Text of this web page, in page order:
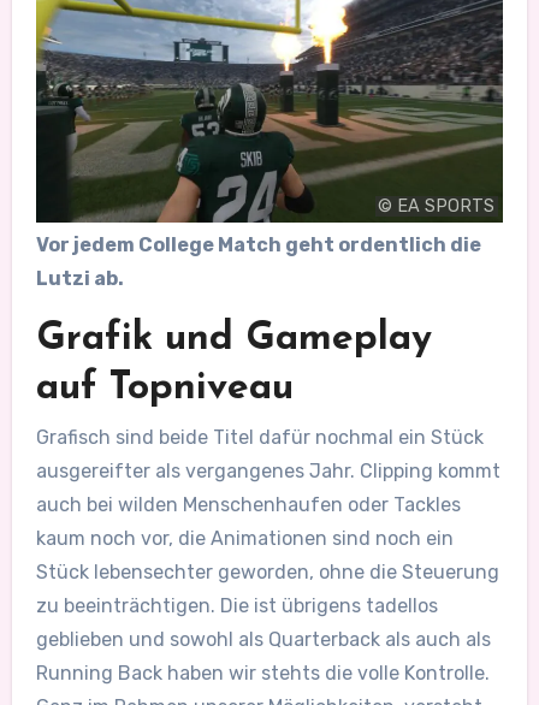
© EA SPORTS
Vor jedem College Match geht ordentlich die
Lutzi ab.
Grafik und Gameplay
auf Topniveau
Grafisch sind beide Titel dafür nochmal ein Stück
ausgereifter als vergangenes Jahr. Clipping kommt
auch bei wilden Menschenhaufen oder Tackles
kaum noch vor, die Animationen sind noch ein
Stück lebensechter geworden, ohne die Steuerung
zu beeinträchtigen. Die ist übrigens tadellos
geblieben und sowohl als Quarterback als auch als
Running Back haben wir stehts die volle Kontrolle.